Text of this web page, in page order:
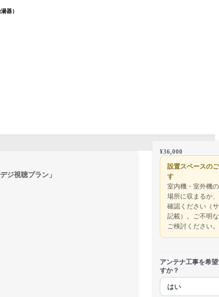
器）
ジ視聴プラン」
¥36,000
設置スペースの
す
室内機・室外機
場所に収まるか
確認ください（
記載）。ご不明
ご検討ください。
アンテナ工事を希
すか？